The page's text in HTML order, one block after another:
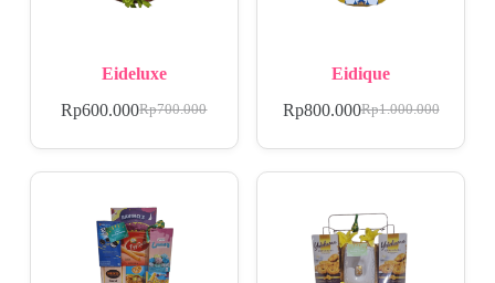
Eideluxe
Rp700.000
Rp600.000
Eidique
Rp1.000.000
Rp800.000